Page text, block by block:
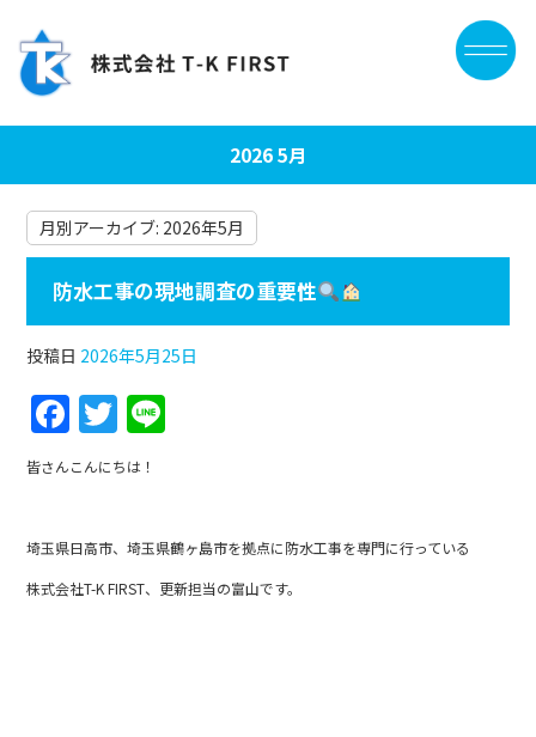
2026 5月
月別アーカイブ: 2026年5月
防水工事の現地調査の重要性
投稿日 2026年5月25日
F
a
c
e
b
o
T
w
itt
er
皆さんこんにちは！
埼玉県日高市、埼玉県鶴ヶ島市を拠点に防水工事を専門に行っている
株式会社T-K FIRST、更新担当の富山です。